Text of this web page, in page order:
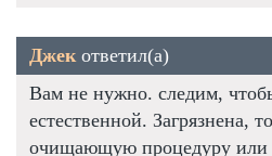
Джек ответил(а)
Вам не нужно. следим,
естественной. Загрязнена,
очищающую процедуру или